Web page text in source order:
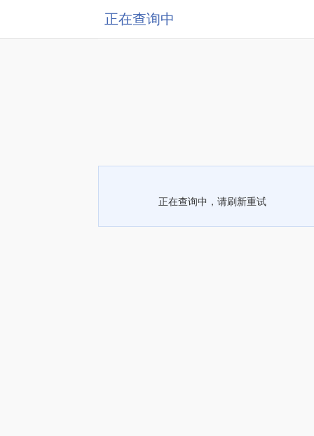
正在查询中
正在查询中，请刷新重试